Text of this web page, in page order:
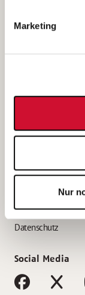
Marketing
Nur
Bewerbung als
Bewerbung als
AWO
Impressum
Datenschutz
Social Media